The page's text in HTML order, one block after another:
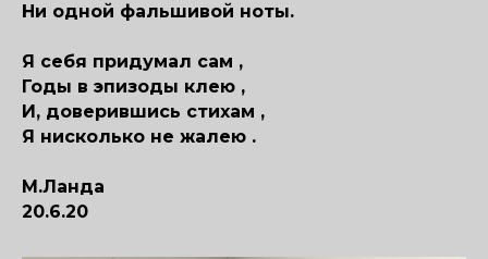
Ни одной фальшивой ноты.
Я себя придумал сам ,
Годы в эпизоды клею ,
И, доверившись стихам ,
Я нисколько не жалею .
М.Ланда
20.6.20